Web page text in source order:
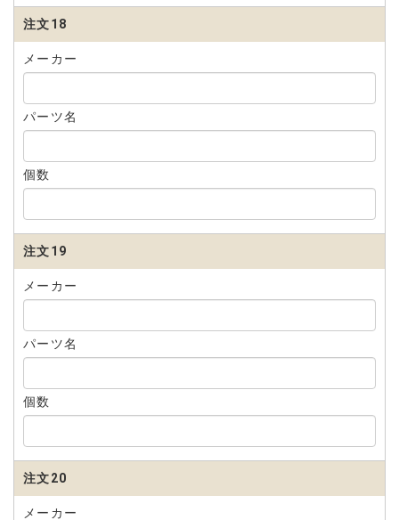
注文18
メーカー
パーツ名
個数
注文19
メーカー
パーツ名
個数
注文20
メーカー